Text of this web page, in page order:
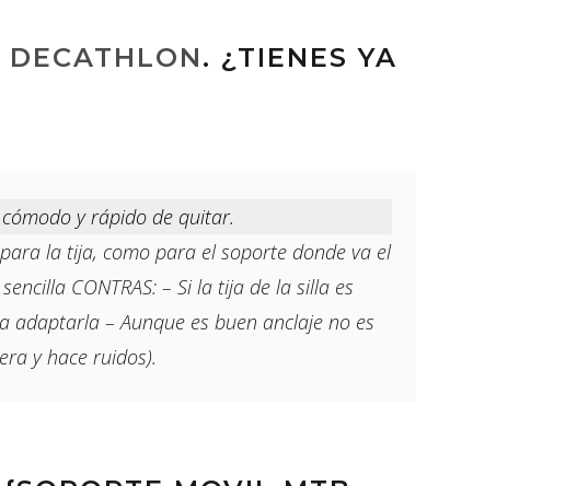
. ¿TIENES YA
y rápido de quitar.
la tija, como para el soporte donde va el
CONTRAS: – Si la tija de la silla es
adaptarla – Aunque es buen anclaje no es
y hace ruidos).